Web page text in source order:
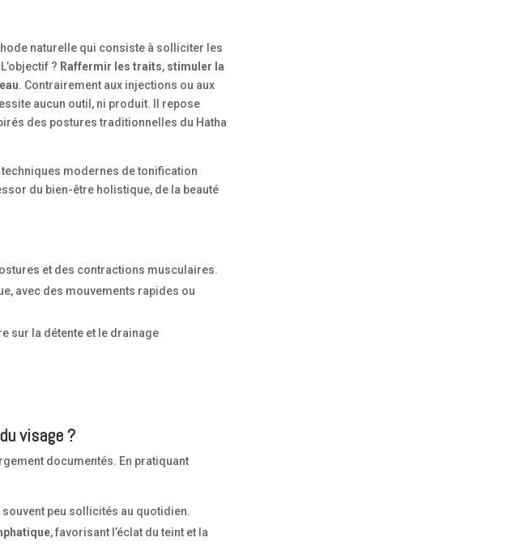
naturelle qui consiste à solliciter les
? Raffermir les traits, stimuler la
. Contrairement aux injections ou aux
aucun outil, ni produit. Il repose
des postures traditionnelles du Hatha
techniques modernes de tonification
du bien-être holistique, de la beauté
et des contractions musculaires.
avec des mouvements rapides ou
sur la détente et le drainage
visage ?
documentés. En pratiquant
souvent peu sollicités au quotidien.
, favorisant l’éclat du teint et la